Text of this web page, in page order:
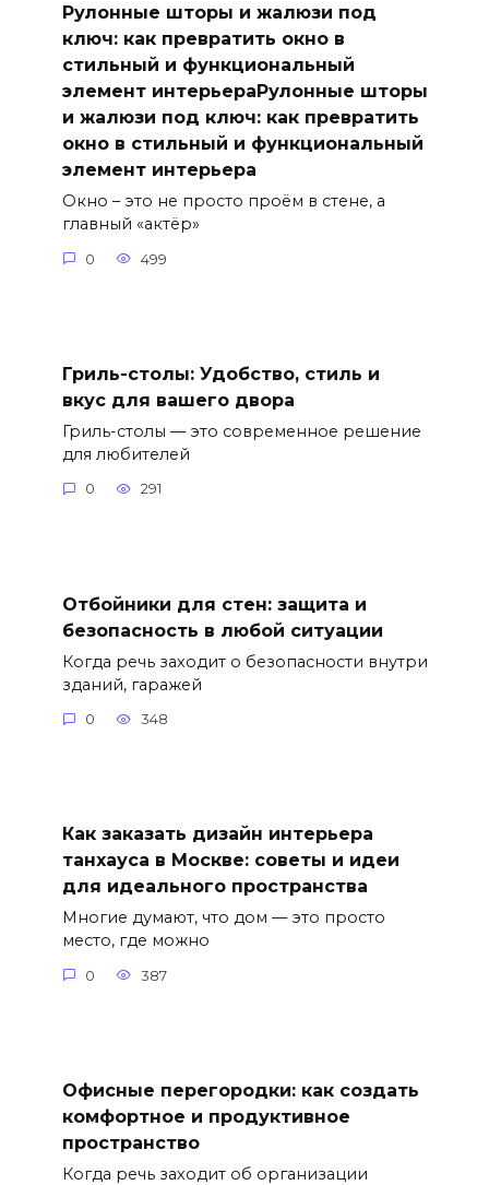
Рулонные шторы и жалюзи под
ключ: как превратить окно в
стильный и функциональный
элемент интерьераРулонные шторы
и жалюзи под ключ: как превратить
окно в стильный и функциональный
элемент интерьера
Окно – это не просто проём в стене, а
главный «актёр»
0 499
Гриль-столы: Удобство, стиль и
вкус для вашего двора
Гриль-столы — это современное решение
для любителей
0 291
Отбойники для стен: защита и
безопасность в любой ситуации
Когда речь заходит о безопасности внутри
зданий, гаражей
0 348
Как заказать дизайн интерьера
танхауса в Москве: советы и идеи
для идеального пространства
Многие думают, что дом — это просто
место, где можно
0 387
Офисные перегородки: как создать
комфортное и продуктивное
пространство
Когда речь заходит об организации